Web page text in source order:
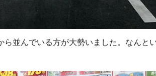
ら並んでいる方が大勢いました。なんと